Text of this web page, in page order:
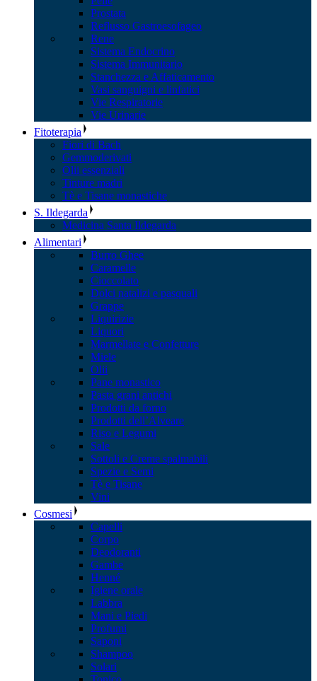
Prostata
Reflusso Gastroesofageo
Rene
Sistema Endocrino
Sistema Immunitario
Stanchezza e Affaticamento
Vasi sanguigni e linfatici
Vie Respiratorie
Vie Urinarie
Fitoterapia
Fiori di Bach
Gemmoderivati
Olii essenziali
Tinture madri
Tè e Tisane monastiche
S. Ildegarda
Medicina Santa Ildegarda
Alimentari
Burro Ghee
Caramelle
Cioccolato
Dolci natalizi e pasquali
Grappe
Liquirizie
Liquori
Marmellate e Confetture
Miele
Olii
Pane monastico
Pasta grani antichi
Prodotti da forno
Prodotti dell’Alveare
Riso e Legumi
Sale
Sottoli e Creme spalmabili
Spezie e Semi
Tè e Tisane
Vini
Cosmesi
Capelli
Corpo
Deodoranti
Gambe
Henné
Igiene orale
Labbra
Mani e Piedi
Profumi
Saponi
Shampoo
Solari